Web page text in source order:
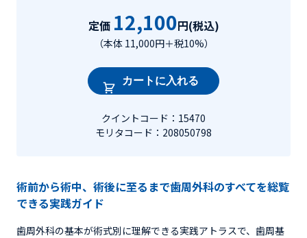
定価 12,100円(税込)
（本体 11,000円＋税10%）
カートに入れる
クイントコード：15470
モリタコード：208050798
術前から術中、術後に至るまで歯周外科のすべてを総覧
できる実践ガイド
歯周外科の基本が術式別に理解できる実践アトラスで、歯周基